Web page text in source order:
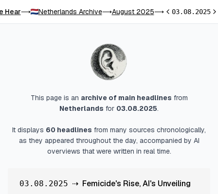
Hear⟶ Netherlands Archive⟶August 2025⟶Previous day
03.08.2025
This page is an archive of main headlines from
Netherlands for 03.08.2025.
It displays 60 headlines from many sources chronologically,
as they appeared throughout the day, accompanied by AI
overviews that were written in real time.
03.08.2025 ⇢ Femicide's Rise, AI's Unveiling